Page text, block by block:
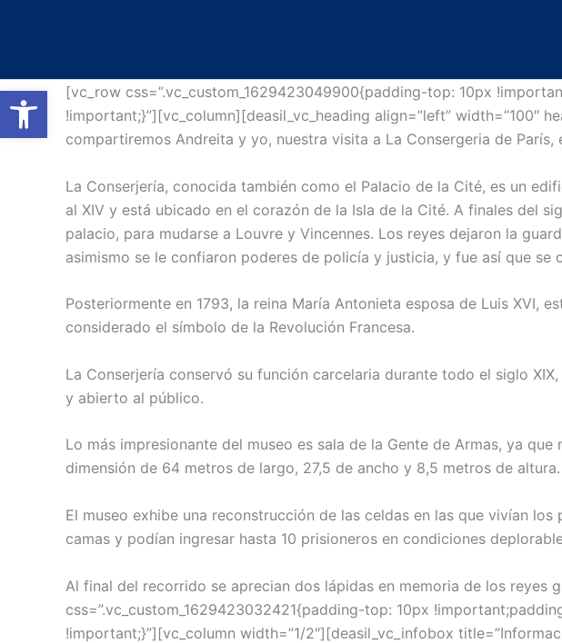
Abrir barra de herramientas
[vc_row css=”.vc_custom_1629423049900{padding-top: 10px
!important;}”][vc_column][deasil_vc_heading align=”left” width=”100″
compartiremos Andreita y yo, nuestra visita a La Consergeria de
La Conserjería, conocida también como el Palacio de la Cité, es un
al XIV y está ubicado en el corazón de la Isla de la Cité. A finales del
palacio, para mudarse a Louvre y Vincennes. Los reyes dejaron la
asimismo se le confiaron poderes de policía y justicia, y fue así que
Posteriormente en 1793, la reina María Antonieta esposa de Luis XVI,
considerado el símbolo de la Revolución Francesa.
La Conserjería conservó su función carcelaria durante todo el siglo
y abierto al público.
Lo más impresionante del museo es sala de la Gente de Armas, ya
dimensión de 64 metros de largo, 27,5 de ancho y 8,5 metros de altura.
El museo exhibe una reconstrucción de las celdas en las que vivían
camas y podían ingresar hasta 10 prisioneros en condiciones
Al final del recorrido se aprecian dos lápidas en memoria de los
css=”.vc_custom_1629423032421{padding-top: 10px
!important;}”][vc_column width=”1/2″][deasil_vc_infobox